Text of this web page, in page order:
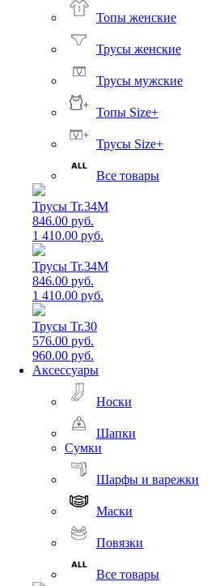
Топы женские
Трусы женские
Трусы мужские
Топы Size+
Трусы Size+
Все товары
Трусы Tr.34M
846.00 руб.
1 410.00 руб.
Трусы Tr.34M
846.00 руб.
1 410.00 руб.
Трусы Tr.30
576.00 руб.
960.00 руб.
Аксессуары
Носки
Шапки
Сумки
Шарфы и варежки
Маски
Повязки
Все товары